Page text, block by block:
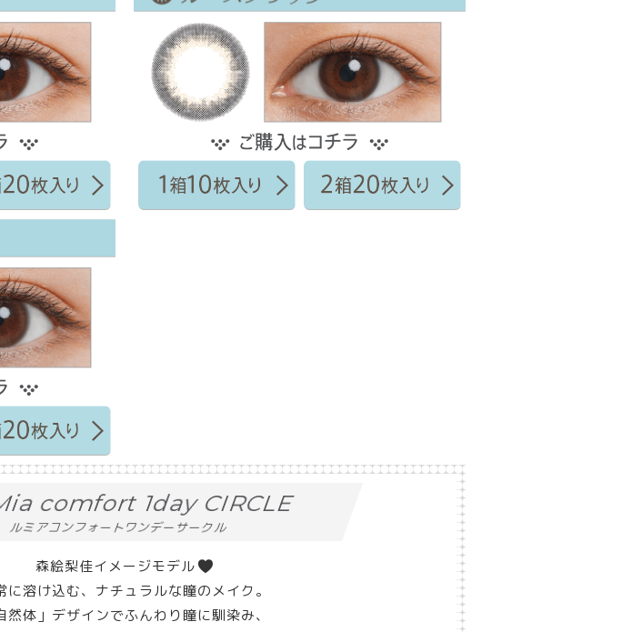
comfort 1day CIRCLE
ルミアコンフォートワンデーサークル
森絵梨佳イメージモデル
に溶け込む、ナチュラルな瞳のメイク。
然体」デザインでふんわり瞳に馴染み、